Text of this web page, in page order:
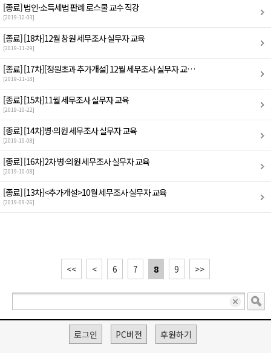
[종료]법인·소득세법 판례 로스쿨 교수 직강
[2019-12-03]
[종료][18차]12월 창원 세무조사 실무자 교육
[2019-11-29]
[종료][17차][정원초과 추가개설] 12월 세무조사 실무자 교…
[2019-11-18]
[종료][15차]11월 세무조사 실무자 교육
[2019-10-22]
[종료][14차]병·의원 세무조사 실무자 교육
[2019-10-08]
[종료][16차]2차 병·의원 세무조사 실무자 교육
[2019-10-08]
[종료][13차]<추가개설>10월 세무조사 실무자 교육
[2019-09-26]
<< < 6 7 8 9 >>
로그인 PC버전 후원하기